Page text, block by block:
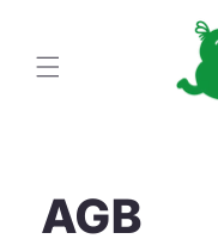
Inhalt
AGB